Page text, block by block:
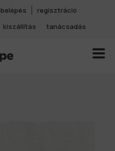
belépés
regisztráció
kiszállítás tanácsadás